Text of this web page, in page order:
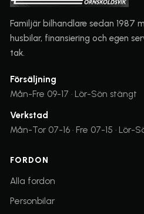
Familjär bilhandlare sedan 1987
husbilar, finansiering och egen
tak.
Försäljning
Mån-Fre 09-17 · Lör-Sön stängt
Verkstad
Mån-Tor 07-16 · Fre 07-15 · Lör-
FORDON
Alla fordon
Personbilar